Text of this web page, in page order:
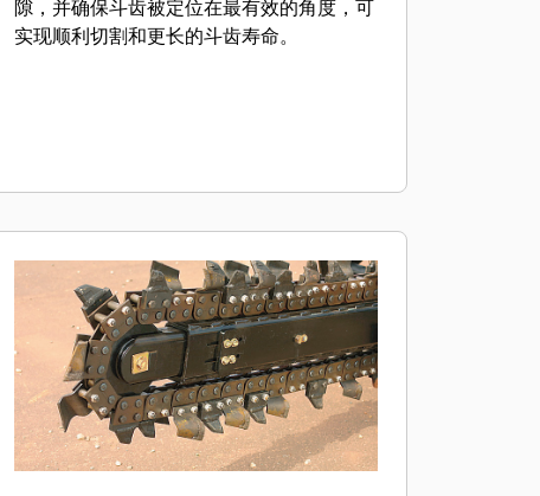
隙，并确保斗齿被定位在最有效的角度，可
实现顺利切割和更长的斗齿寿命。